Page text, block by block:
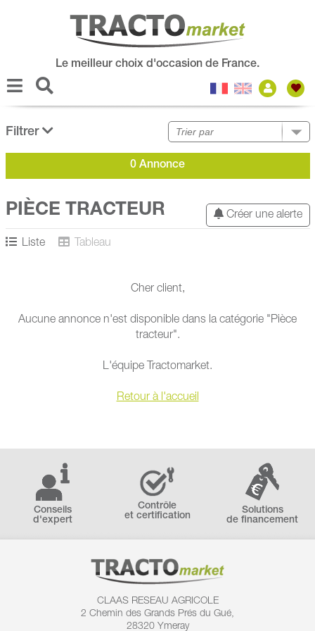
Le meilleur choix d'occasion de France.
Filtrer
0 Annonce
Créer une alerte
PIÈCE TRACTEUR
Liste Tableau
Cher client,
Aucune annonce n'est disponible dans la catégorie "Pièce
tracteur".
L'équipe Tractomarket.
Retour à l'accueil
Conseils
d'expert
Contrôle
et certification
Solutions
de financement
CLAAS RESEAU AGRICOLE
2 Chemin des Grands Prés du Gué,
28320 Ymeray